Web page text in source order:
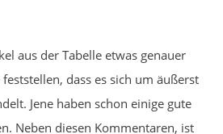
aus der Tabelle etwas genauer
dass es sich um äußerst
Jene haben schon einige gute
Neben diesen Kommentaren, ist